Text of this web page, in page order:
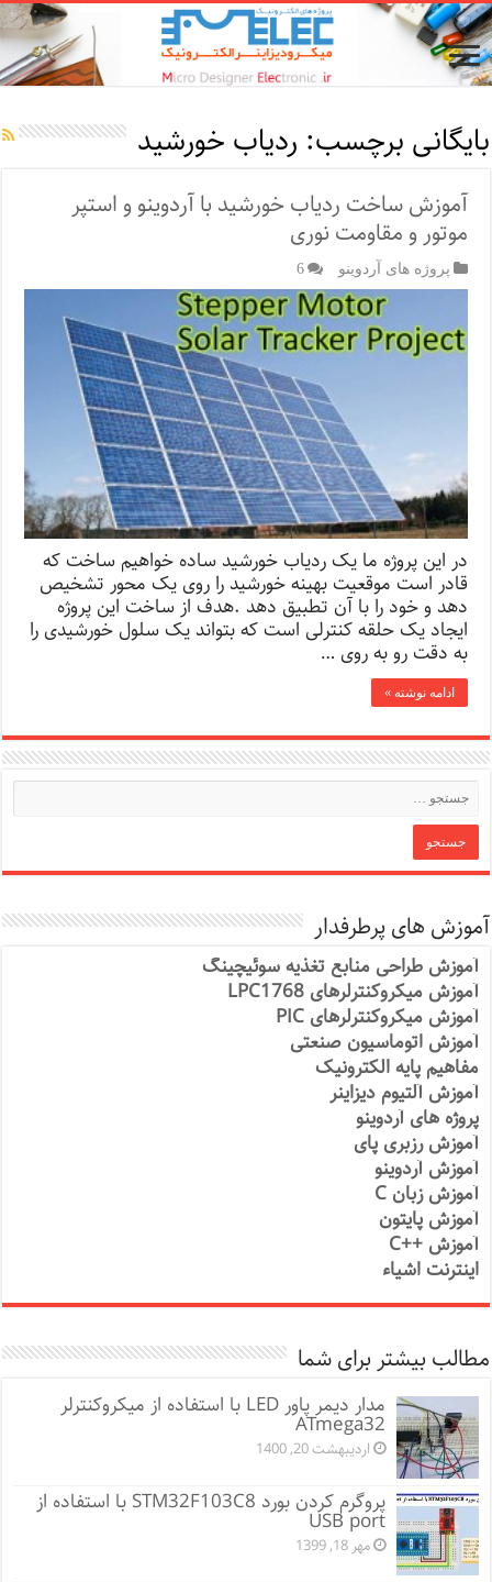
بایگانی برچسب: ردیاب خورشید
آموزش ساخت ردیاب خورشید با آردوینو و استپر
موتور و مقاومت نوری
پروژه های آردوینو 6
در این پروژه ما یک ردیاب خورشید ساده خواهیم ساخت که
قادر است موقعیت بهینه خورشید را روی یک محور تشخیص
دهد و خود را با آن تطبیق دهد .هدف از ساخت این پروژه
ایجاد یک حلقه کنترلی است که بتواند یک سلول خورشیدی را
به دقت رو به روی …
ادامه نوشته »
آموزش های پرطرفدار
آموزش طراحی منابع تغذیه سوئیچینگ
آموزش میکروکنترلرهای LPC1768
آموزش میکروکنترلرهای PIC
آموزش اتوماسیون صنعتی
مفاهیم پایه الکترونیک
آموزش آلتیوم دیزاینر
پروژه های آردوینو
آموزش رزبری پای
آموزش آردوینو
آموزش زبان C
آموزش پایتون
آموزش ++C
اینترنت اشیاء
مطالب بیشتر برای شما
مدار دیمر پاور LED با استفاده از میکروکنترلر
ATmega32
اردیبهشت 20, 1400
پروگرم کردن بورد STM32F103C8 با استفاده از
USB port
مهر 18, 1399